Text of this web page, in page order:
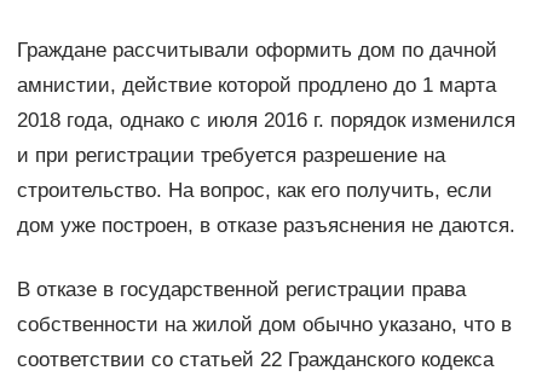
Граждане рассчитывали оформить дом по дачной
амнистии, действие которой продлено до 1 марта
2018 года, однако с июля 2016 г. порядок изменился
и при регистрации требуется разрешение на
строительство. На вопрос, как его получить, если
дом уже построен, в отказе разъяснения не даются.
В отказе в государственной регистрации права
собственности на жилой дом обычно указано, что в
соответствии со статьей 22 Гражданского кодекса